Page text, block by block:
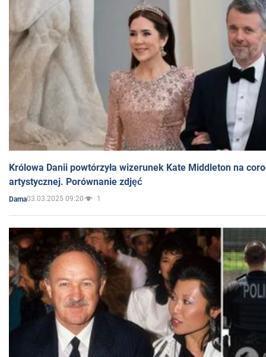
Królowa Danii powtórzyła wizerunek Kate Middleton na
artystycznej. Porównanie zdjęć
Dama03.03.2025 09:20 1